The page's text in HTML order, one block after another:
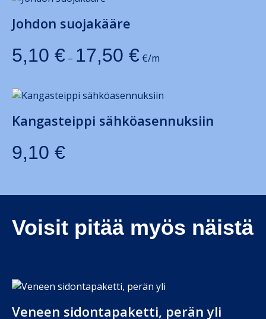
Johdon suojakääre
5,10 € – 17,50 € €/m
Kangasteippi sähköasennuksiin
9,10 €
Voisit pitää myös näistä
Veneen sidontapaketti, perän yli